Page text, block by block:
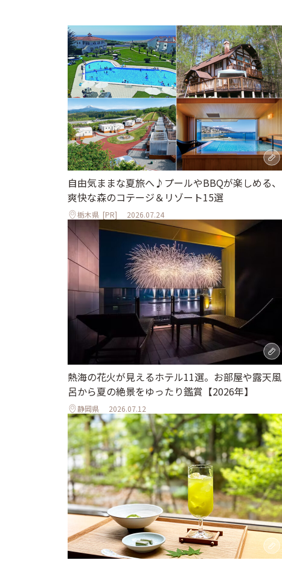
自由気ままな夏旅へ♪プールやBBQが楽しめる、
爽快な森のコテージ＆リゾート15選
栃木県 [PR] 2026.07.24
熱海の花火が見えるホテル11選。お部屋や露天風
呂から夏の絶景をゆったり鑑賞【2026年】
静岡県 2026.07.12